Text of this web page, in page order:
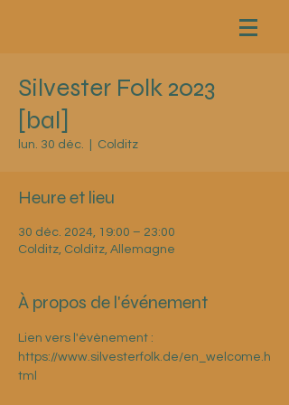
Silvester Folk 2023
[bal]
lun. 30 déc. Colditz
Heure et lieu
30 déc. 2024, 19:00 – 23:00
Colditz, Colditz, Allemagne
À propos de l'événement
Lien vers l'évènement :
https://www.silvesterfolk.de/en_welcome.h
tml